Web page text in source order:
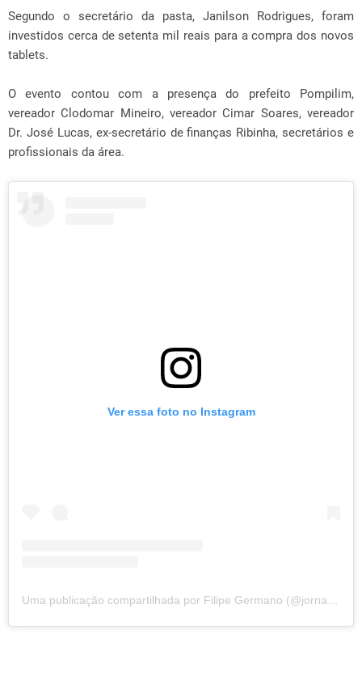
Segundo o secretário da pasta, Janilson Rodrigues, foram
investidos cerca de setenta mil reais para a compra dos novos
tablets.
O evento contou com a presença do prefeito Pompilim,
vereador Clodomar Mineiro, vereador Cimar Soares, vereador
Dr. José Lucas, ex-secretário de finanças Ribinha, secretários e
profissionais da área.
Ver essa foto no Instagram
Uma publicação compartilhada por Filipe Germano (@jornalistafilipegermano)